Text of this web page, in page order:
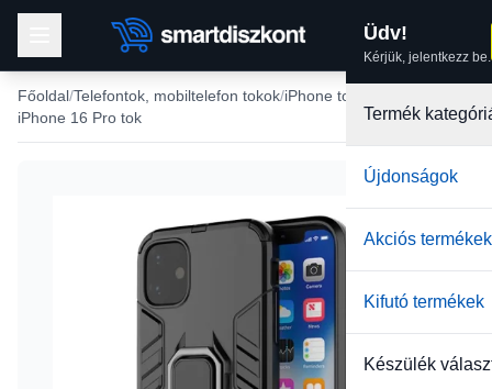
Üdv!
Kérjük, jelentkezz be.
Termék
Újdonságok
Akciós termékek
Kifutó termékek
Készülék
Főoldal Telefontok, mobiltelefon tokok iPhone tokok
iPhone 16 Pro tok